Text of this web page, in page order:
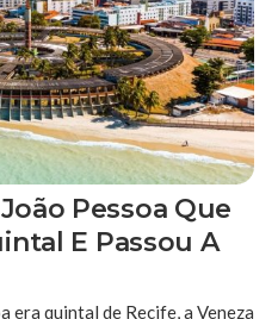
Pessoa Que
E Passou A
era quintal de Recife, a Veneza